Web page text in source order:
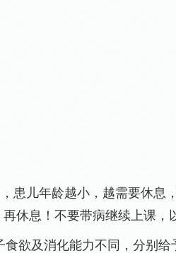
患儿年龄越小，越需要休息
再休息！不要带病继续上
欲及消化能力不同，分别